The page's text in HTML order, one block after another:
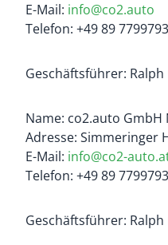
E-Mail: info@co2.auto
Telefon: +49 89
Geschäftsführer: Ralph
Name: co2.auto
Adresse: Simmeringer
E-Mail: info@co2-
Telefon: +49 89
Geschäftsführer: Ralph